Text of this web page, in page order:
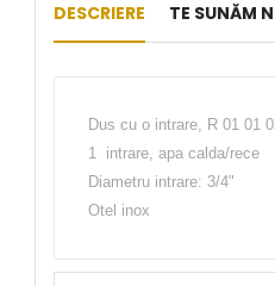
DESCRIERE TE SUNĂM
Dus cu o intrare, R 01 01
1 intrare, apa calda/rece
Diametru intrare: 3/4"
Otel inox